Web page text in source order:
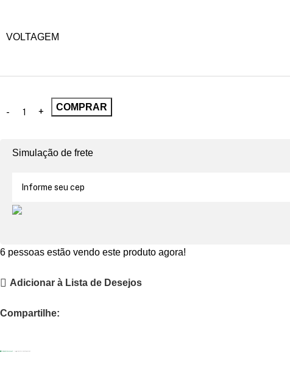
VOLTAGEM
COMPRAR
Simulação de frete
6 pessoas estão vendo este produto agora!
Adicionar à Lista de Desejos
Compartilhe: